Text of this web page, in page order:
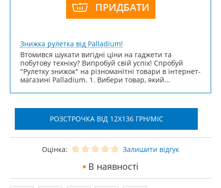
ПРИДБАТИ
Знижка рулетка від Palladium!
Втомився шукати вигідні ціни на гаджети та
побутову техніку? Випробуй свій успіх! Спробуй
"Рулетку знижок" на різноманітні товари в інтернет-
магазині Palladium. 1. Вибери товар, який...
РОЗСТРОЧКА ВІД 12X136 ГРН/МІС
Оцінка: Залишити відгук
В наявності